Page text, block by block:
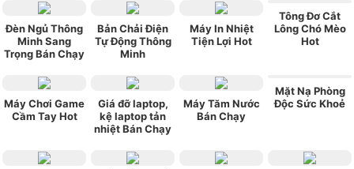
Đèn Ngủ Thông
Minh Sang
Trọng Bán Chạy
Bản Chải Điện
Tự Động Thông
Minh
Máy In Nhiệt
Tiện Lợi Hot
Tông Đơ Cắt
Lông Chó Mèo
Hot
Máy Chơi Game
Cầm Tay Hot
Giá đỡ laptop,
kệ laptop tản
nhiệt Bán Chạy
Máy Tăm Nước
Bán Chạy
Mặt Nạ Phòng
Độc Sức Khoẻ